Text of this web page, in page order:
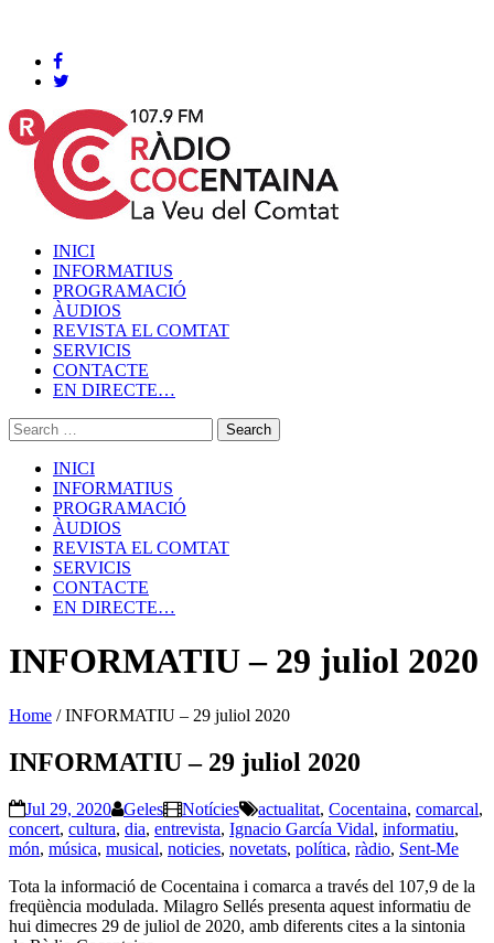
INICI
INFORMATIUS
PROGRAMACIÓ
ÀUDIOS
REVISTA EL COMTAT
SERVICIS
CONTACTE
EN DIRECTE…
INICI
INFORMATIUS
PROGRAMACIÓ
ÀUDIOS
REVISTA EL COMTAT
SERVICIS
CONTACTE
EN DIRECTE…
INFORMATIU – 29 juliol 2020
Home /INFORMATIU – 29 juliol 2020
INFORMATIU – 29 juliol 2020
Jul 29, 2020 Geles Notícies actualitat, Cocentaina, comarcal,
concert, cultura, dia, entrevista, Ignacio García Vidal, informatiu,
món, música, musical, noticies, novetats, política, ràdio, Sent-Me
Tota la informació de Cocentaina i comarca a través del 107,9 de la
freqüència modulada. Milagro Sellés presenta aquest informatiu de
hui dimecres 29 de juliol de 2020, amb diferents cites a la sintonia